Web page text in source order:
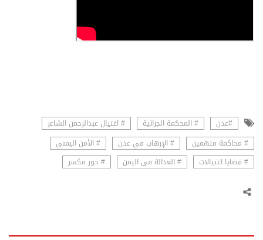
#عدن # المحكمة الجزائية
# اغتيال عبدالرحمن الشاعر
# محاكمة متهمين
# الإرهاب في عدن
# الأمن اليمني
# قضايا اغتيالات
# العدالة في اليمن # خور مكسر